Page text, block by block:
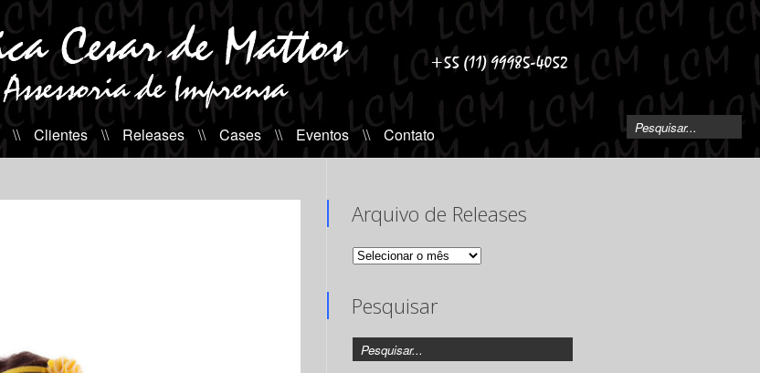
\\ Clientes \\ Releases \\ Cases \\ Eventos \\ Contato
Arquivo de Releases
Arquivo
Pesquisar